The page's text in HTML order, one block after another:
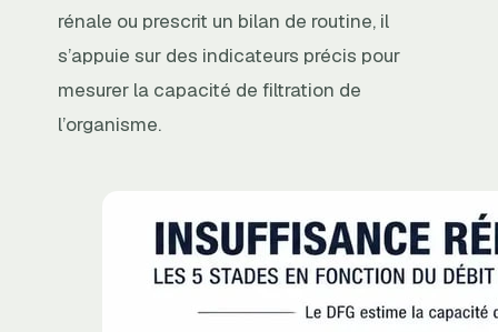
rénale ou prescrit un bilan de routine, il
s’appuie sur des indicateurs précis pour
mesurer la capacité de filtration de
l’organisme.